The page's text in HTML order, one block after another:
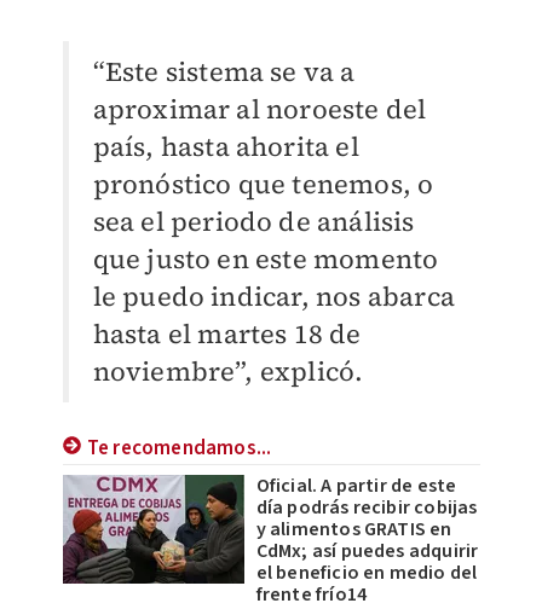
“Este sistema se va a
aproximar al noroeste del
país, hasta ahorita el
pronóstico que tenemos, o
sea el periodo de análisis
que justo en este momento
le puedo indicar, nos abarca
hasta el martes 18 de
noviembre”, explicó.
Te recomendamos...
Oficial. A partir de este
día podrás recibir cobijas
y alimentos GRATIS en
CdMx; así puedes adquirir
el beneficio en medio del
frente frío14